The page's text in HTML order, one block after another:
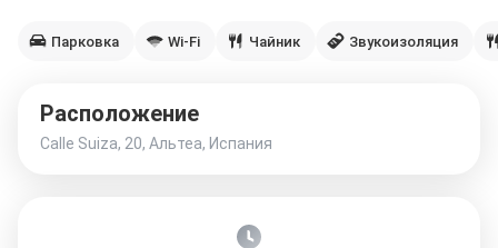
Парковка Wi-Fi Чайник Звукоизоляция
Расположение
Calle Suiza, 20, Альтеа, Испания